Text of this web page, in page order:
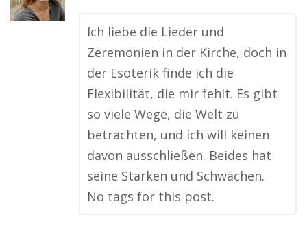
Ich liebe die Lieder und
Zeremonien in der Kirche, doch in
der Esoterik finde ich die
Flexibilität, die mir fehlt. Es gibt
so viele Wege, die Welt zu
betrachten, und ich will keinen
davon ausschließen. Beides hat
seine Stärken und Schwächen.
No tags for this post.